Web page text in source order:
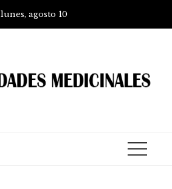
lunes, agosto 10